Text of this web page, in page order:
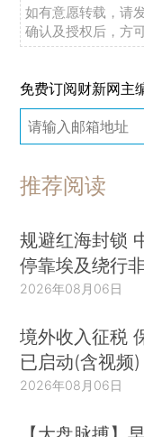
如有意愿转载，请
确认及授权后，方
免费订阅财新网主
推荐阅读
规避红海封锁
停靠埃及绕行
2026年08月06日
境外收入征税
已启动(含视频)
2026年08月06日